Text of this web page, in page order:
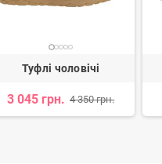
Туфлі чоловічі
3 045 грн. 4 350 грн.